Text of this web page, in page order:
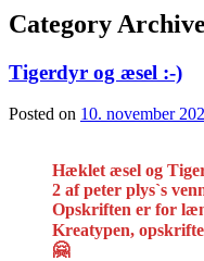
Category
Tigerdyr og æsel :-)
Posted on 10. november
Hæklet æsel og
2 af peter plys`s
Opskriften er for
Kreatypen,
🤗